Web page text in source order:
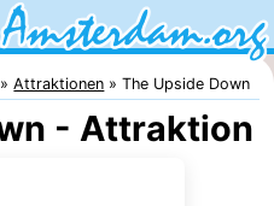
Attraktionen The Upside Down
- Attraktion